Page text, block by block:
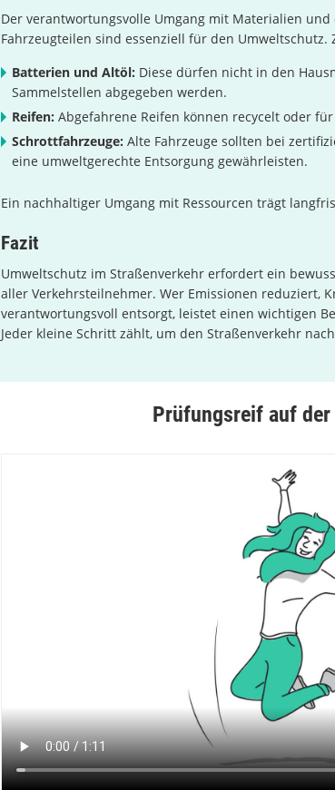
Der verantwortungsvolle Umgang mit Materialien
Fahrzeugteilen sind essenziell für den
Batterien und Altöl: Diese dürfen nicht in den
Sammelstellen abgegeben werden.
Reifen: Abgefahrene Reifen können recycelt oder
Schrottfahrzeuge: Alte Fahrzeuge sollten bei
eine umweltgerechte Entsorgung gewährleisten.
Ein nachhaltiger Umgang mit Ressourcen trägt
Fazit
Umweltschutz im Straßenverkehr erfordert ein
aller Verkehrsteilnehmer. Wer Emissionen reduziert,
verantwortungsvoll entsorgt, leistet einen wichtigen
Jeder kleine Schritt zählt, um den Straßenverkehr
Prüfungsreif auf